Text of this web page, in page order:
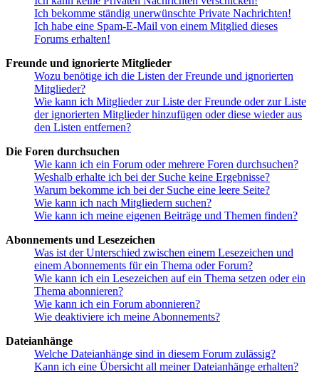
Ich bekomme ständig unerwünschte Private Nachrichten!
Ich habe eine Spam-E-Mail von einem Mitglied dieses
Forums erhalten!
Freunde und ignorierte Mitglieder
Wozu benötige ich die Listen der Freunde und ignorierten
Mitglieder?
Wie kann ich Mitglieder zur Liste der Freunde oder zur Liste
der ignorierten Mitglieder hinzufügen oder diese wieder aus
den Listen entfernen?
Die Foren durchsuchen
Wie kann ich ein Forum oder mehrere Foren durchsuchen?
Weshalb erhalte ich bei der Suche keine Ergebnisse?
Warum bekomme ich bei der Suche eine leere Seite?
Wie kann ich nach Mitgliedern suchen?
Wie kann ich meine eigenen Beiträge und Themen finden?
Abonnements und Lesezeichen
Was ist der Unterschied zwischen einem Lesezeichen und
einem Abonnements für ein Thema oder Forum?
Wie kann ich ein Lesezeichen auf ein Thema setzen oder ein
Thema abonnieren?
Wie kann ich ein Forum abonnieren?
Wie deaktiviere ich meine Abonnements?
Dateianhänge
Welche Dateianhänge sind in diesem Forum zulässig?
Kann ich eine Übersicht all meiner Dateianhänge erhalten?